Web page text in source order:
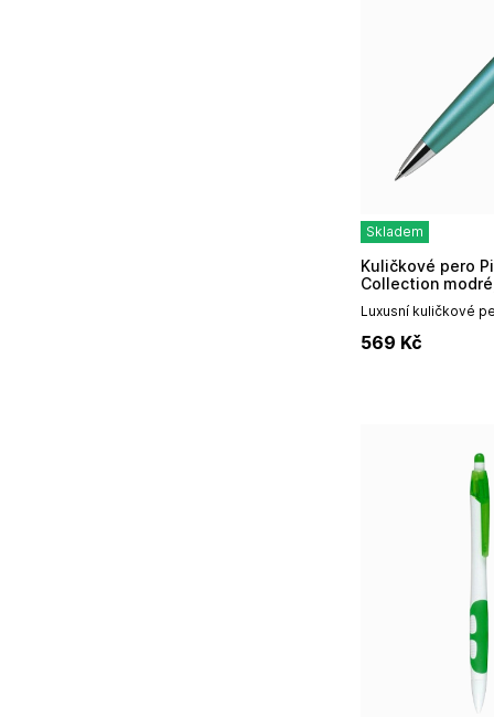
Skladem
Luxusní kuličkové
Součástí
Kuličkové pero Pilot MR3 Retro Pop
Collection
569 Kč